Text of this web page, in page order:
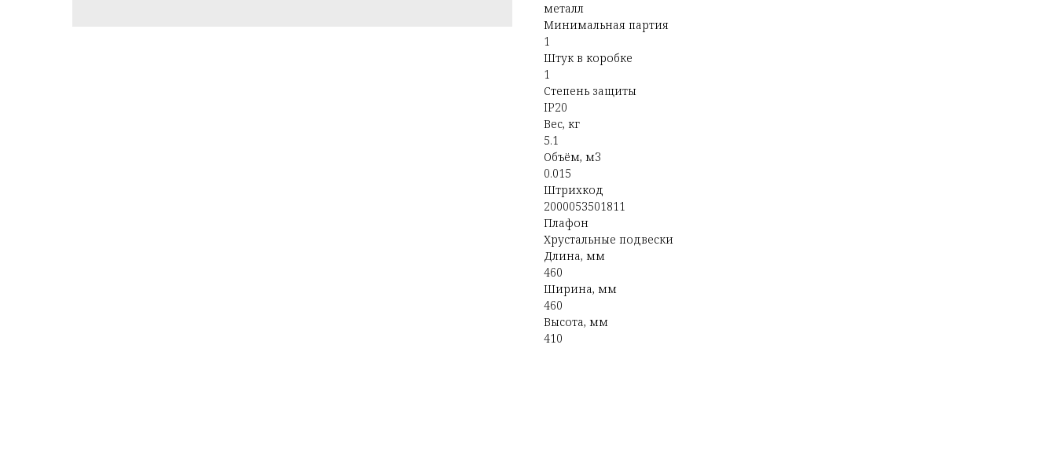
металл
Минимальная партия
1
Штук в коробке
1
Степень защиты
IP20
Вес, кг
5.1
Объём, м3
0.015
Штрихкод
2000053501811
Плафон
Хрустальные подвески
Длина, мм
460
Ширина, мм
460
Высота, мм
410